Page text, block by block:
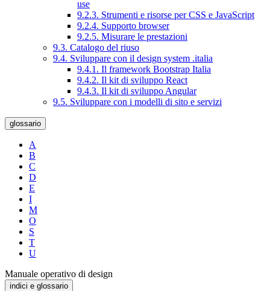
use
9.2.3. Strumenti e risorse per CSS e JavaScript
9.2.4. Supporto browser
9.2.5. Misurare le prestazioni
9.3. Catalogo del riuso
9.4. Sviluppare con il design system .italia
9.4.1. Il framework Bootstrap Italia
9.4.2. Il kit di sviluppo React
9.4.3. Il kit di sviluppo Angular
9.5. Sviluppare con i modelli di sito e servizi
glossario
A
B
C
D
E
I
M
O
S
T
U
Manuale operativo di design
indici e glossario